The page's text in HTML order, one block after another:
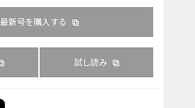
最新号を購入する
試し読み